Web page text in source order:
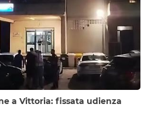
a Vittoria: fissata udienza